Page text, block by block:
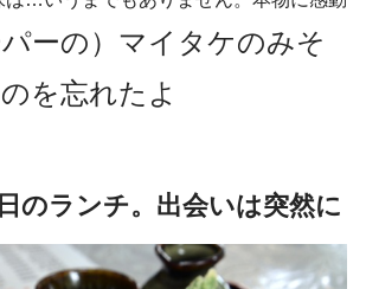
パーの）マイタケのみそ
を忘れたよ
のランチ。出会いは突然に